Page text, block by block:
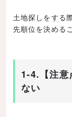
土地探しをする
先順位を決める
1-4.【注意
ない